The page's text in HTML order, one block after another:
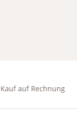
Kauf auf Rechnung